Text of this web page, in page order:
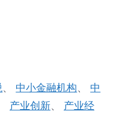
、 中小金融机构、 中
产业创新、 产业经